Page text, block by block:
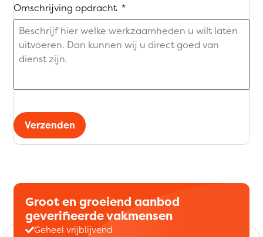
Omschrijving opdracht *
Verzenden
Groot en groeiend aanbod
geverifieerde vakmensen
Geheel vrijblijvend